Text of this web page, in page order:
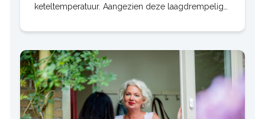
keteltemperatuur. Aangezien deze laagdrempelige
interessant